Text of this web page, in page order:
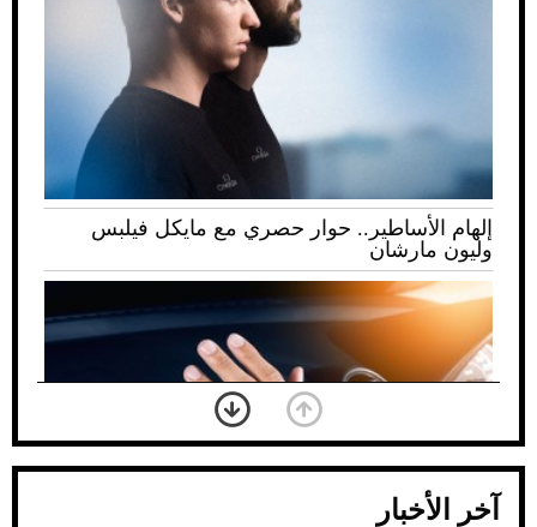
إلهام الأساطير.. حوار حصري مع مايكل فيلبس
وليون مارشان
آخر الأخبار